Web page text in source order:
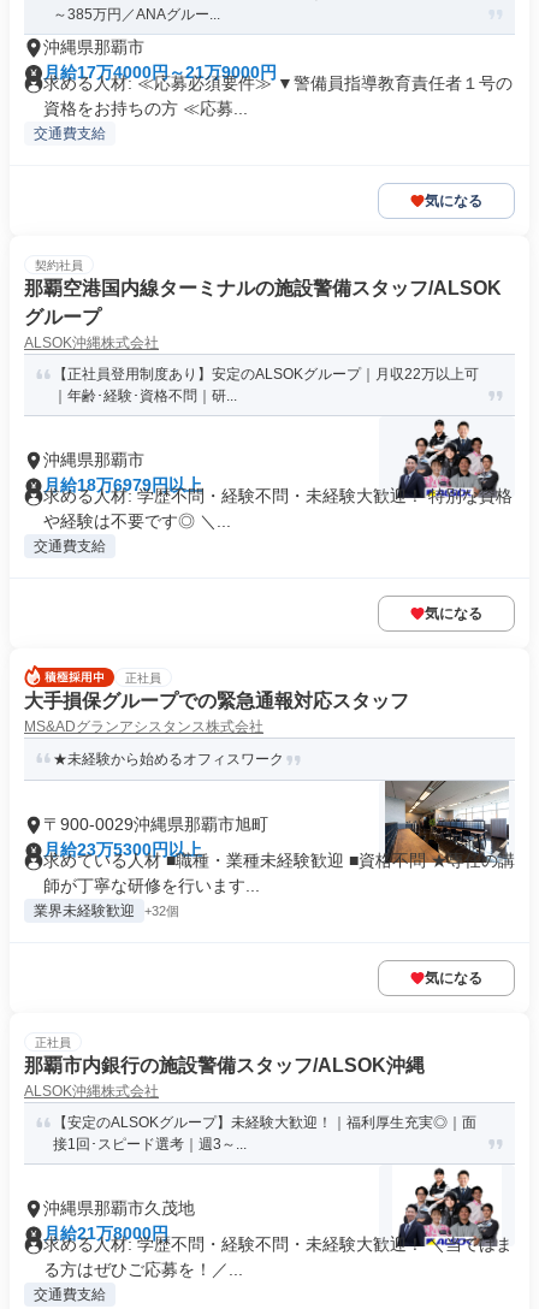
～385万円／ANAグルー...
沖縄県那覇市
月給17万4000円～21万9000円
求める人材: ≪応募必須要件≫ ▼警備員指導教育責任者１号の
資格をお持ちの方 ≪応募...
交通費支給
気になる
契約社員
那覇空港国内線ターミナルの施設警備スタッフ/ALSOK
グループ
ALSOK沖縄株式会社
【正社員登用制度あり】安定のALSOKグループ｜月収22万以上可
｜年齢･経験･資格不問｜研...
沖縄県那覇市
月給18万6979円以上
求める人材: 学歴不問・経験不問・未経験大歓迎！ 特別な資格
や経験は不要です◎ ＼...
交通費支給
気になる
正社員
大手損保グループでの緊急通報対応スタッフ
MS&ADグランアシスタンス株式会社
★未経験から始めるオフィスワーク
〒900-0029沖縄県那覇市旭町
月給23万5300円以上
求めている人材 ■職種・業種未経験歓迎 ■資格不問 ★専任の講
師が丁寧な研修を行います...
業界未経験歓迎 +32個
気になる
正社員
那覇市内銀行の施設警備スタッフ/ALSOK沖縄
ALSOK沖縄株式会社
【安定のALSOKグループ】未経験大歓迎！｜福利厚生充実◎｜面
接1回･スピード選考｜週3～...
沖縄県那覇市久茂地
月給21万8000円
求める人材: 学歴不問・経験不問・未経験大歓迎！ ＼当てはま
る方はぜひご応募を！／...
交通費支給